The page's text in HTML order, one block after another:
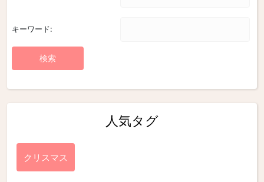
キーワード:
人気タグ
クリスマス